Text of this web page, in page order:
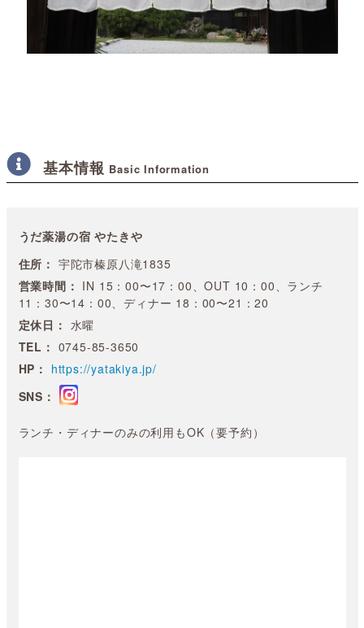
基本情報 Basic Information
うだ薬湯の宿 やたきや
住所： 宇陀市榛原八滝1835
営業時間： IN 15：00〜17：00、OUT 10：00、ランチ
11：30〜14：00、ディナー 18：00〜21：20
定休日： 水曜
TEL： 0745-85-3650
HP： https://yatakiya.jp/
SNS：
ランチ・ディナーのみの利用もOK（要予約）